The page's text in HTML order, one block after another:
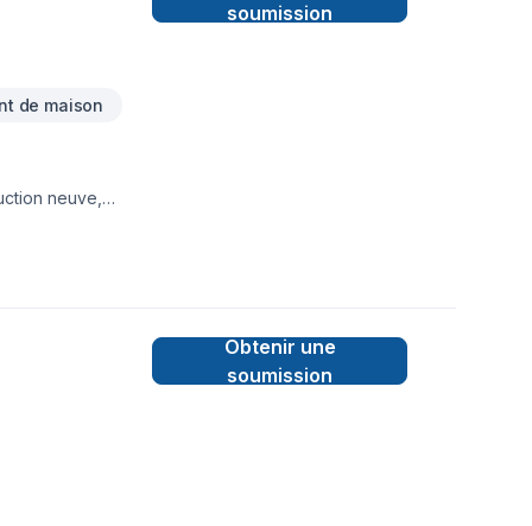
de maison
neuve,
soumission
Obtenir une
soumission